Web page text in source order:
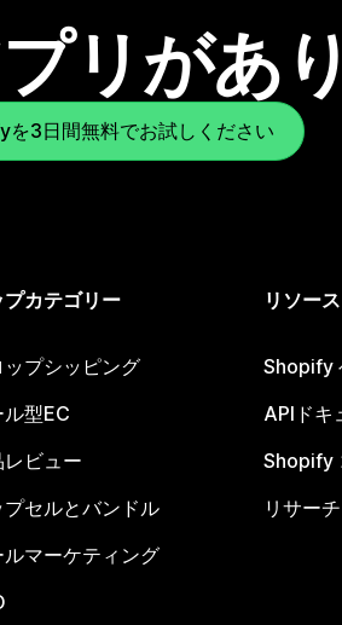
リがあ
を3日間無料でお試しください
プカテゴリー
ップシッピング
ル型EC
レビュー
プセルとバンドル
ルマーケティング
リソース
Shopify
APIドキ
Shopify
リサーチ